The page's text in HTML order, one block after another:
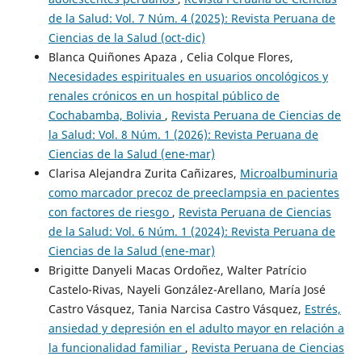
de la Salud: Vol. 7 Núm. 4 (2025): Revista Peruana de
Ciencias de la Salud (oct-dic)
Blanca Quiñones Apaza , Celia Colque Flores,
Necesidades espirituales en usuarios oncológicos y
renales crónicos en un hospital público de
Cochabamba, Bolivia , Revista Peruana de Ciencias de
la Salud: Vol. 8 Núm. 1 (2026): Revista Peruana de
Ciencias de la Salud (ene-mar)
Clarisa Alejandra Zurita Cañizares, Microalbuminuria
como marcador precoz de preeclampsia en pacientes
con factores de riesgo , Revista Peruana de Ciencias
de la Salud: Vol. 6 Núm. 1 (2024): Revista Peruana de
Ciencias de la Salud (ene-mar)
Brigitte Danyeli Macas Ordoñez, Walter Patrício
Castelo-Rivas, Nayeli González-Arellano, María José
Castro Vásquez, Tania Narcisa Castro Vásquez, Estrés,
ansiedad y depresión en el adulto mayor en relación a
la funcionalidad familiar , Revista Peruana de Ciencias